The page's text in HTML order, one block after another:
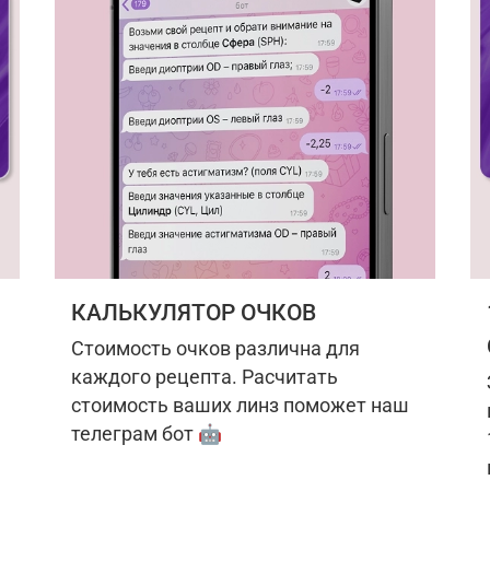
КАЛЬКУЛЯТОР ОЧКОВ
Стоимость очков различна для
каждого рецепта. Расчитать
стоимость ваших линз поможет наш
телеграм бот 🤖